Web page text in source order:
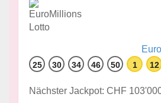
25 30 34 46 50 1 12
Nächster Jackpot: CHF